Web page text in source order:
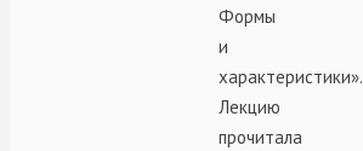
Формы
и
характеристики».
Лекцию
прочитала